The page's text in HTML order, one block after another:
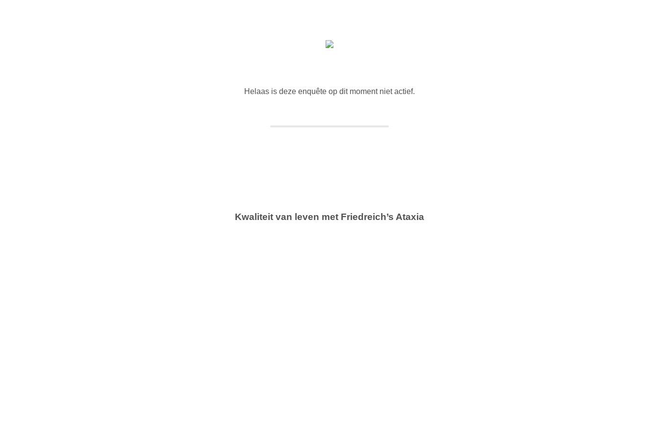
Helaas is deze enquête op dit moment niet actief.
Kwaliteit van leven met Friedreich’s Ataxia